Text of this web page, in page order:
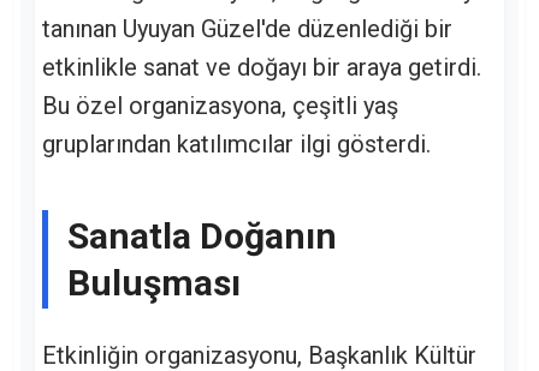
tanınan Uyuyan Güzel'de düzenlediği bir
etkinlikle sanat ve doğayı bir araya getirdi.
Bu özel organizasyona, çeşitli yaş
gruplarından katılımcılar ilgi gösterdi.
Sanatla Doğanın
Buluşması
Etkinliğin organizasyonu, Başkanlık Kültür